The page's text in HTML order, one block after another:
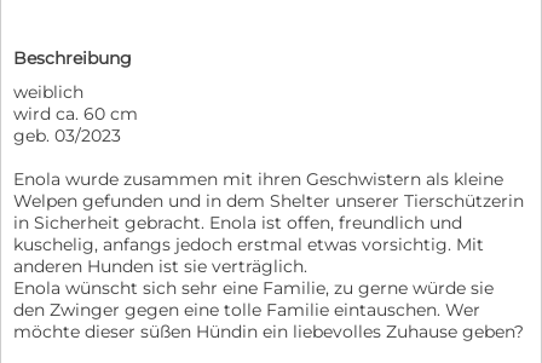
Beschreibung
weiblich
wird ca. 60 cm
geb. 03/2023
Enola wurde zusammen mit ihren Geschwistern als kleine
Welpen gefunden und in dem Shelter unserer Tierschützerin
in Sicherheit gebracht. Enola ist offen, freundlich und
kuschelig, anfangs jedoch erstmal etwas vorsichtig. Mit
anderen Hunden ist sie verträglich.
Enola wünscht sich sehr eine Familie, zu gerne würde sie
den Zwinger gegen eine tolle Familie eintauschen. Wer
möchte dieser süßen Hündin ein liebevolles Zuhause geben?